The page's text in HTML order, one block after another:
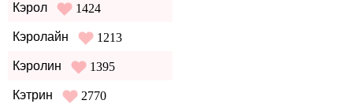
Кэрол 1424
Кэролайн 1213
Кэролин 1395
Кэтрин 2770